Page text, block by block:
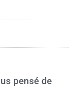
pensé de